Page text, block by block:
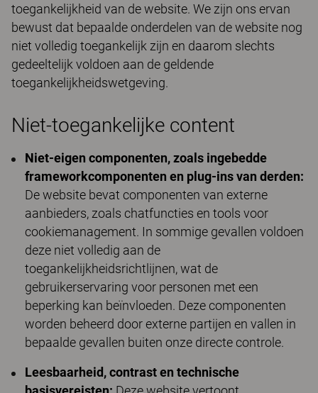
toegankelijkheid van de website. We zijn ons ervan
bewust dat bepaalde onderdelen van de website nog
niet volledig toegankelijk zijn en daarom slechts
gedeeltelijk voldoen aan de geldende
toegankelijkheidswetgeving.
Niet-toegankelijke content
Niet-eigen componenten, zoals ingebedde
frameworkcomponenten en plug-ins van derden:
De website bevat componenten van externe
aanbieders, zoals chatfuncties en tools voor
cookiemanagement. In sommige gevallen voldoen
deze niet volledig aan de
toegankelijkheidsrichtlijnen, wat de
gebruikerservaring voor personen met een
beperking kan beïnvloeden. Deze componenten
worden beheerd door externe partijen en vallen in
bepaalde gevallen buiten onze directe controle.
Leesbaarheid, contrast en technische